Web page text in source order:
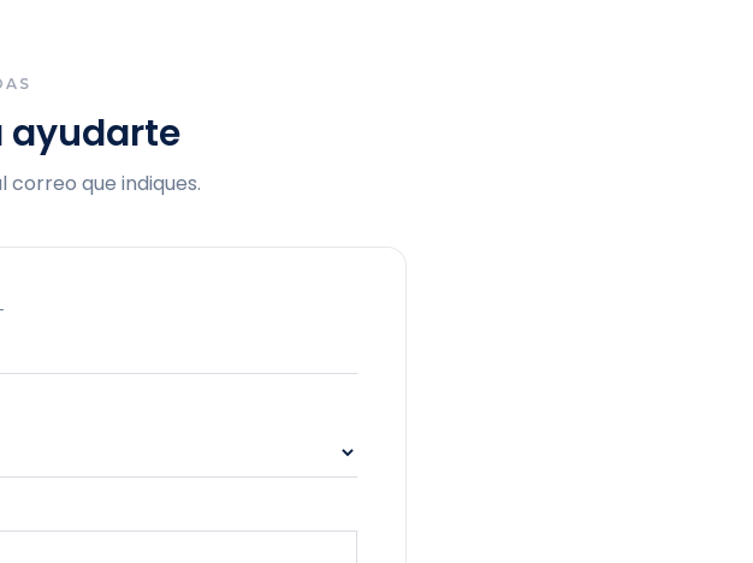
ayudarte
que indiques.